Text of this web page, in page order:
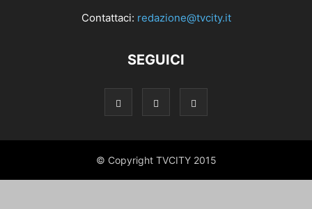
Contattaci: redazione@tvcity.it
SEGUICI
© Copyright TVCITY 2015